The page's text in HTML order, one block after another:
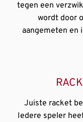
tegen een
wordt door
aangemeten en
Juiste racket
Iedere speler